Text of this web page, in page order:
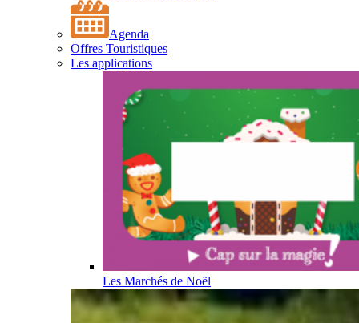
Agenda
Offres Touristiques
Les applications
Les Marchés de Noël